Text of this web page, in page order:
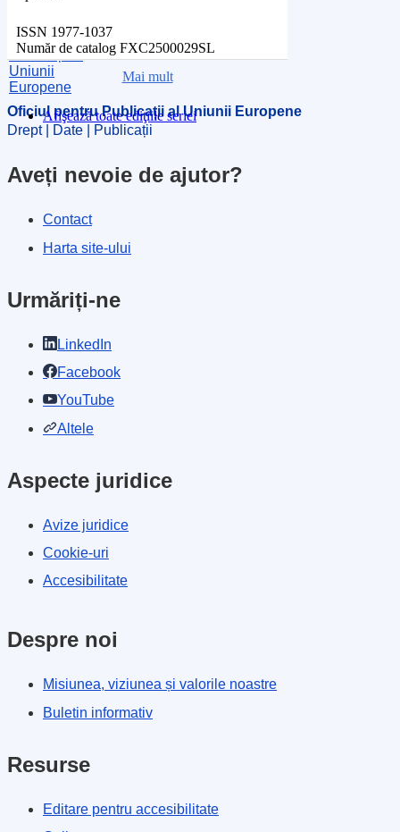
ISSN 1977-1037
Număr de catalog FXC2500029SL
Mai mult
Afişează toate ediţiile seriei
Oficiul pentru Publicații al Uniunii Europene
Drept | Date | Publicații
Aveți nevoie de ajutor?
Contact
Harta site-ului
Urmăriți-ne
LinkedIn
Facebook
YouTube
Altele
Aspecte juridice
Avize juridice
Cookie-uri
Accesibilitate
Despre noi
Misiunea, viziunea și valorile noastre
Buletin informativ
Resurse
Editare pentru accesibilitate